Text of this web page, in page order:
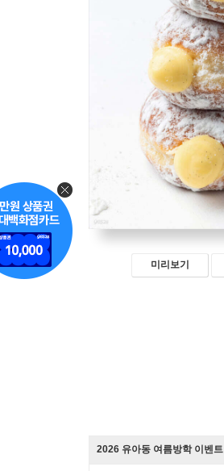
미리보기
2026 유아동 여름방학 이벤트